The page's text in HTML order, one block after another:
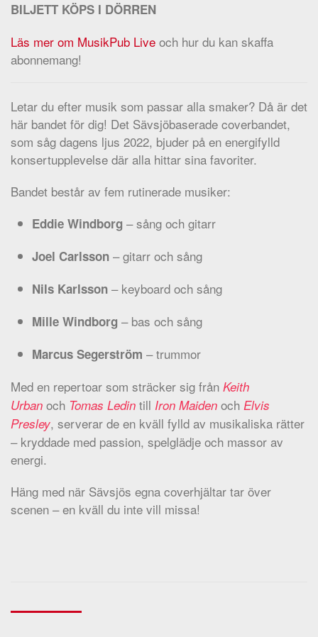
BILJETT KÖPS I DÖRREN
Läs mer om MusikPub Live och hur du kan skaffa
abonnemang!
Letar du efter musik som passar alla smaker? Då är det
här bandet för dig! Det Sävsjöbaserade coverbandet,
som såg dagens ljus 2022, bjuder på en energifylld
konsertupplevelse där alla hittar sina favoriter.
Bandet består av fem rutinerade musiker:
Eddie Windborg – sång och gitarr
Joel Carlsson – gitarr och sång
Nils Karlsson – keyboard och sång
Mille Windborg – bas och sång
Marcus Segerström – trummor
Med en repertoar som sträcker sig från Keith
Urban och Tomas Ledin till Iron Maiden och Elvis
Presley, serverar de en kväll fylld av musikaliska rätter
– kryddade med passion, spelglädje och massor av
energi.
Häng med när Sävsjös egna coverhjältar tar över
scenen – en kväll du inte vill missa!